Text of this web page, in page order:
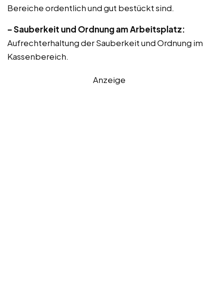
Bereiche ordentlich und gut bestückt sind.
– Sauberkeit und Ordnung am Arbeitsplatz:
Aufrechterhaltung der Sauberkeit und Ordnung im
Kassenbereich.
Anzeige